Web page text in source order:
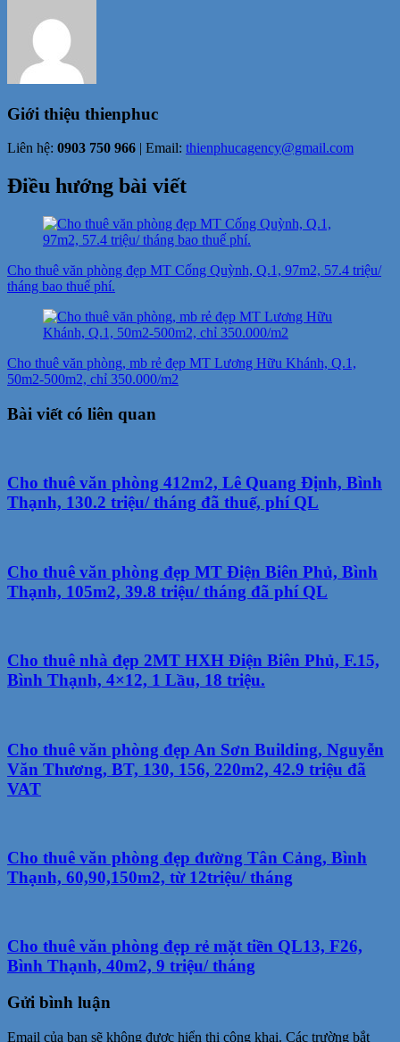
Giới thiệu thienphuc
Liên hệ: 0903 750 966 | Email: thienphucagency@gmail.com
Điều hướng bài viết
Cho thuê văn phòng đẹp MT Cống Quỳnh, Q.1, 97m2, 57.4 triệu/
tháng bao thuế phí.
Cho thuê văn phòng, mb rẻ đẹp MT Lương Hữu Khánh, Q.1,
50m2-500m2, chỉ 350.000/m2
Bài viết có liên quan
Cho thuê văn phòng 412m2, Lê Quang Định, Bình
Thạnh, 130.2 triệu/ tháng đã thuế, phí QL
Cho thuê văn phòng đẹp MT Điện Biên Phủ, Bình
Thạnh, 105m2, 39.8 triệu/ tháng đã phí QL
Cho thuê nhà đẹp 2MT HXH Điện Biên Phủ, F.15,
Bình Thạnh, 4×12, 1 Lầu, 18 triệu.
Cho thuê văn phòng đẹp An Sơn Building, Nguyễn
Văn Thương, BT, 130, 156, 220m2, 42.9 triệu đã
VAT
Cho thuê văn phòng đẹp đường Tân Cảng, Bình
Thạnh, 60,90,150m2, từ 12triệu/ tháng
Cho thuê văn phòng đẹp rẻ mặt tiền QL13, F26,
Bình Thạnh, 40m2, 9 triệu/ tháng
Gửi bình luận
Email của bạn sẽ không được hiển thị công khai. Các trường bắt